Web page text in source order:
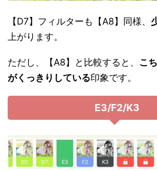
【D7】フィルターも【A8】同様、
上がります。
ただし、【A8】と比較すると、 こ
がくっきりしている印象です。
E3/F2/K3